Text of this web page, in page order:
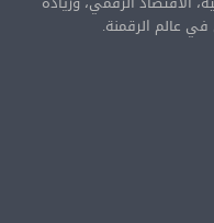
في عالم الرقمنة.